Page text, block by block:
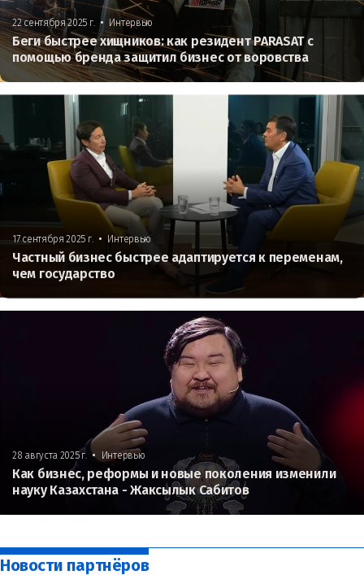
22 сентября 2025 г. • Интервью
Беги быстрее хищников: как резидент PARASAT с
помощью бренда защитил бизнес от воровства
17 сентября 2025 г. • Интервью
Частный бизнес быстрее адаптируется к переменам,
чем государство
28 августа 2025 г. • Интервью
Как бизнес, реформы и новые поколения изменили
науку Казахстана - Жаксылык Сабитов
Новости партнёров